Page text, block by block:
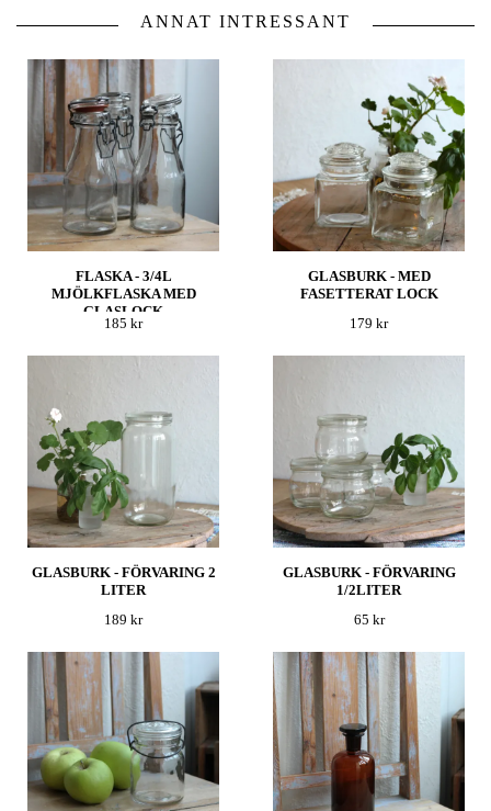
ANNAT INTRESSANT
FLASKA - 3/4L
MJÖLKFLASKA MED
GLASLOCK
185 kr
GLASBURK - MED
FASETTERAT LOCK
179 kr
GLASBURK - FÖRVARING 2
LITER
189 kr
GLASBURK - FÖRVARING
1/2LITER
65 kr